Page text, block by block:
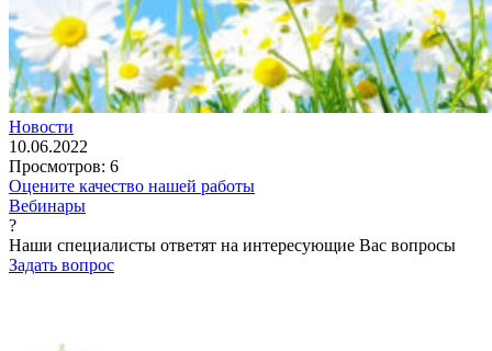
Новости
10.06.2022
Просмотров: 6
Оцените качество нашей работы
Вебинары
?
Наши специалисты ответят на интересующие Вас вопросы
Задать вопрос